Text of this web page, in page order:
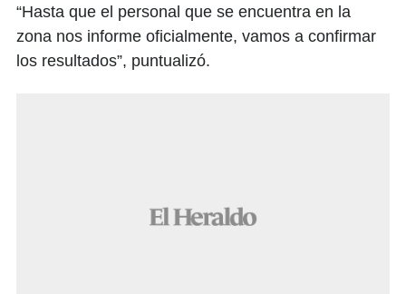
“Hasta que el personal que se encuentra en la
zona nos informe oficialmente, vamos a confirmar
los resultados”, puntualizó.